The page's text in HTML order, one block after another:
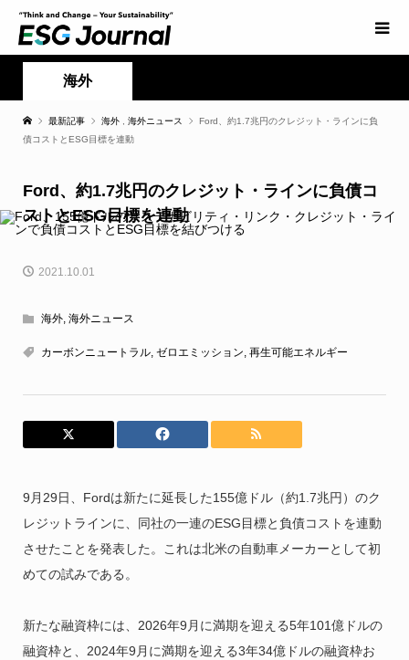
海外
最新記事 海外 海外ニュース
Ford、約1.7兆円のクレジット・ラインに負
債コストとESG目標を連動
Ford、約1.7兆円のクレジット・ラインに負債コ
ストとESG目標を連動
2021.10.01
海外, 海外ニュース
カーボンニュートラル, ゼロエミッション, 再生可能エネルギー
9月29日、Fordは新たに延長した155億ドル（約1.7兆円）のク
レジットラインに、同社の一連のESG目標と負債コストを連動
させたことを発表した。これは北米の自動車メーカーとして初
めての試みである。
新たな融資枠には、2026年9月に満期を迎える5年101億ドルの
融資枠と、2024年9月に満期を迎える3年34億ドルの融資枠お